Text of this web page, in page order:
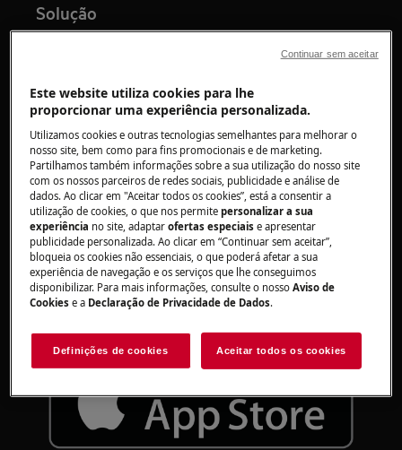
Solução
Conecte sua máquina de lavar louça ao
aplicativo AEG para acessar recursos adicionais,
como dicas de sustentabilidade e lembretes de
manutenção.
1. Baixe o aplicativo AEG.
Este website utiliza cookies para lhe
proporcionar uma experiência personalizada.
Utilizamos cookies e outras tecnologias semelhantes para melhorar o
nosso site, bem como para fins promocionais e de marketing.
Partilhamos também informações sobre a sua utilização do nosso site
com os nossos parceiros de redes sociais, publicidade e análise de
dados. Ao clicar em "Aceitar todos os cookies”, está a consentir a
utilização de cookies, o que nos permitepersonalizar a sua
experiência no site, adaptarofertas especiaise apresentar
publicidade personalizada. Ao clicar em “Continuar sem aceitar”,
bloqueia os cookies não essenciais, o que poderá afetar a sua
experiência de navegação e os serviços que lhe conseguimos
disponibilizar. Para mais informações, consulte o nossoAviso de
Cookies e a Declaração de Privacidade de Dados.
Definições de cookies Aceitar todos os cookies
Continuar sem aceitar